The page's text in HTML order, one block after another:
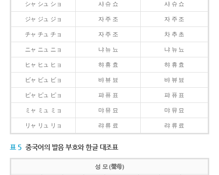
シャ シュ ショ 샤 슈 쇼 샤 슈 쇼
ジャ ジュ ジョ 자 주 조 자 주 조
チャ チュ チョ 자 주 조 차 추 초
ニャ ニュ ニョ 냐 뉴 뇨 냐 뉴 뇨
ヒャ ヒュ ヒョ 햐 휴 효 햐 휴 효
ビャ ビュ ビョ 뱌 뷰 뵤 뱌 뷰 뵤
ピャ ピュ ピョ 퍄 퓨 표 퍄 퓨 표
ミャ ミュ ミョ 먀 뮤 묘 먀 뮤 묘
リャ リュ リョ 랴 류 료 랴 류 료
표 5 중국어의 발음 부호와 한글 대조표
성 모 (聲母)